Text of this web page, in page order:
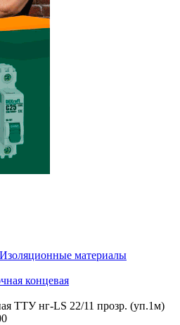
материалы
концевая
ТТУ нг-LS 22/11 прозр. (уп.1м)